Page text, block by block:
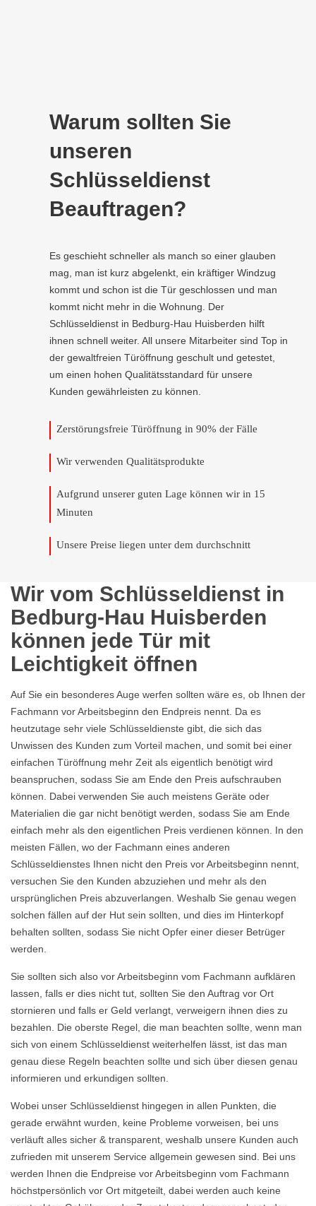
Warum sollten Sie
unseren
Schlüsseldienst
Beauftragen?
Es geschieht schneller als manch so einer glauben
mag, man ist kurz abgelenkt, ein kräftiger Windzug
kommt und schon ist die Tür geschlossen und man
kommt nicht mehr in die Wohnung. Der
Schlüsseldienst in Bedburg-Hau Huisberden hilft
ihnen schnell weiter. All unsere Mitarbeiter sind Top in
der gewaltfreien Türöffnung geschult und getestet,
um einen hohen Qualitätsstandard für unsere
Kunden gewährleisten zu können.
Zerstörungsfreie Türöffnung in 90% der Fälle
Wir verwenden Qualitätsprodukte
Aufgrund unserer guten Lage können wir in 15
Minuten
Unsere Preise liegen unter dem durchschnitt
Wir vom Schlüsseldienst in
Bedburg-Hau Huisberden
können jede Tür mit
Leichtigkeit öffnen
Auf Sie ein besonderes Auge werfen sollten wäre es, ob Ihnen der
Fachmann vor Arbeitsbeginn den Endpreis nennt. Da es
heutzutage sehr viele Schlüsseldienste gibt, die sich das
Unwissen des Kunden zum Vorteil machen, und somit bei einer
einfachen Türöffnung mehr Zeit als eigentlich benötigt wird
beanspruchen, sodass Sie am Ende den Preis aufschrauben
können. Dabei verwenden Sie auch meistens Geräte oder
Materialien die gar nicht benötigt werden, sodass Sie am Ende
einfach mehr als den eigentlichen Preis verdienen können. In den
meisten Fällen, wo der Fachmann eines anderen
Schlüsseldienstes Ihnen nicht den Preis vor Arbeitsbeginn nennt,
versuchen Sie den Kunden abzuziehen und mehr als den
ursprünglichen Preis abzuverlangen. Weshalb Sie genau wegen
solchen fällen auf der Hut sein sollten, und dies im Hinterkopf
behalten sollten, sodass Sie nicht Opfer einer dieser Betrüger
werden.
Sie sollten sich also vor Arbeitsbeginn vom Fachmann aufklären
lassen, falls er dies nicht tut, sollten Sie den Auftrag vor Ort
stornieren und falls er Geld verlangt, verweigern ihnen dies zu
bezahlen. Die oberste Regel, die man beachten sollte, wenn man
sich von einem Schlüsseldienst weiterhelfen lässt, ist das man
genau diese Regeln beachten sollte und sich über diesen genau
informieren und erkundigen sollten.
Wobei unser Schlüsseldienst hingegen in allen Punkten, die
gerade erwähnt wurden, keine Probleme vorweisen, bei uns
verläuft alles sicher & transparent, weshalb unsere Kunden auch
zufrieden mit unserem Service allgemein gewesen sind. Bei uns
werden Ihnen die Endpreise vor Arbeitsbeginn vom Fachmann
höchstpersönlich vor Ort mitgeteilt, dabei werden auch keine